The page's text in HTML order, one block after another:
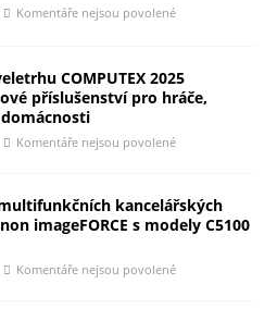
Komentáře nejsou povolené
COMPUTEX 2025
příslušenství pro hráče,
Komentáře nejsou povolené
kancelářských
imageFORCE s modely C5100
Komentáře nejsou povolené